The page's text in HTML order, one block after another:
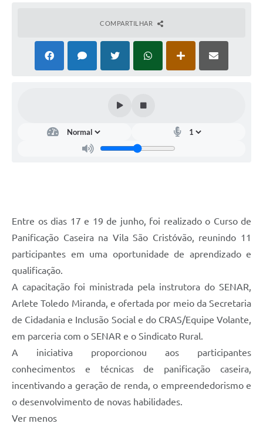
Galeria de Fotos
COMPARTILHAR
Entre os dias 17 e 19 de junho, foi realizado o Curso de
Panificação Caseira na Vila São Cristóvão, reunindo 11
participantes em uma oportunidade de aprendizado e
qualificação.
A capacitação foi ministrada pela instrutora do SENAR,
Arlete Toledo Miranda, e ofertada por meio da Secretaria
de Cidadania e Inclusão Social e do CRAS/Equipe Volante,
em parceria com o SENAR e o Sindicato Rural.
A iniciativa proporcionou aos participantes
conhecimentos e técnicas de panificação caseira,
incentivando a geração de renda, o empreendedorismo e
o desenvolvimento de novas habilidades.
Ver menos